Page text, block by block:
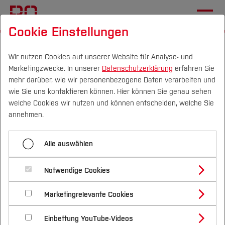
Campus Personen DE|EN Quicklinks
Studium
Studienangebote
Bachelorstudiengänge
Masterstudiengänge
Vor dem Studium
Bewerben & Einschreiben
Bewerbungsportal
Im Studium
Studienbüros und Prüfungen
Nach dem Studium
Forschung & Transfer
Profil
Forschungs- und Transferprofil
Schwerpunkte (FuT)
Beratung & Förderung
Nachhaltigkeit
Nachhaltigkeit studieren
International
Hochschulbibliothek
Lernen & Arbeiten
Zitierrecht
Menü aufklappen
Wissenschaftliches Arbeiten
Zitierrecht
Zitierrecht
Maßgeblich für das rechtsgültige
wissenschaftliche Arbeiten ist das
"Urheberrechtsgesetz" ("Gesetz über
Cookie Einstellungen
Wir nutzen Cookies auf unserer Website für Analyse- und
Marketingzwecke. In unserer Datenschutzerklärung erfahren Sie
mehr darüber, wie wir personenbezogene Daten verarbeiten und
wie Sie uns kontaktieren können. Hier können Sie genau sehen
welche Cookies wir nutzen und können entscheiden, welche Sie
annehmen.
Alle auswählen
Notwendige Cookies
Marketingrelevante Cookies
Einbettung YouTube-Videos